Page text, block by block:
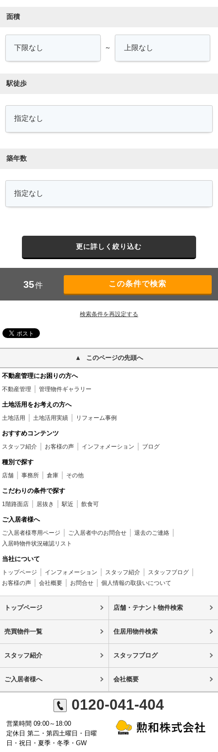
面積
～
駅徒歩
築年数
更に詳しく絞り込む
35件
検索条件を再設定する
このページの先頭へ
不動産管理にお困りの方へ
不動産管理 管理物件ギャラリー
土地活用をお考えの方へ
土地活用 土地活用実績 リフォーム事例
おすすめコンテンツ
スタッフ紹介 お客様の声 インフォメーション ブログ
種別で探す
店舗 事務所 倉庫 その他
こだわりの条件で探す
1階路面店 居抜き 駅近 飲食可
ご入居者様へ
ご入居者様専用ページ ご入居者中のお問合せ
退去のご連絡
入居時物件状況確認リスト
当社について
トップページ インフォメーション スタッフ紹介
スタッフブログ
お客様の声
会社概要 お問合せ 個人情報の取扱いについて
トップページ 店舗・テナント物件検索
売買物件一覧 住居用物件検索
スタッフ紹介 スタッフブログ
ご入居者様へ 会社概要
0120-041-404
営業時間 09:00～18:00
定休日 第二・第四土曜日・日曜
日・祝日・夏季・冬季・GW